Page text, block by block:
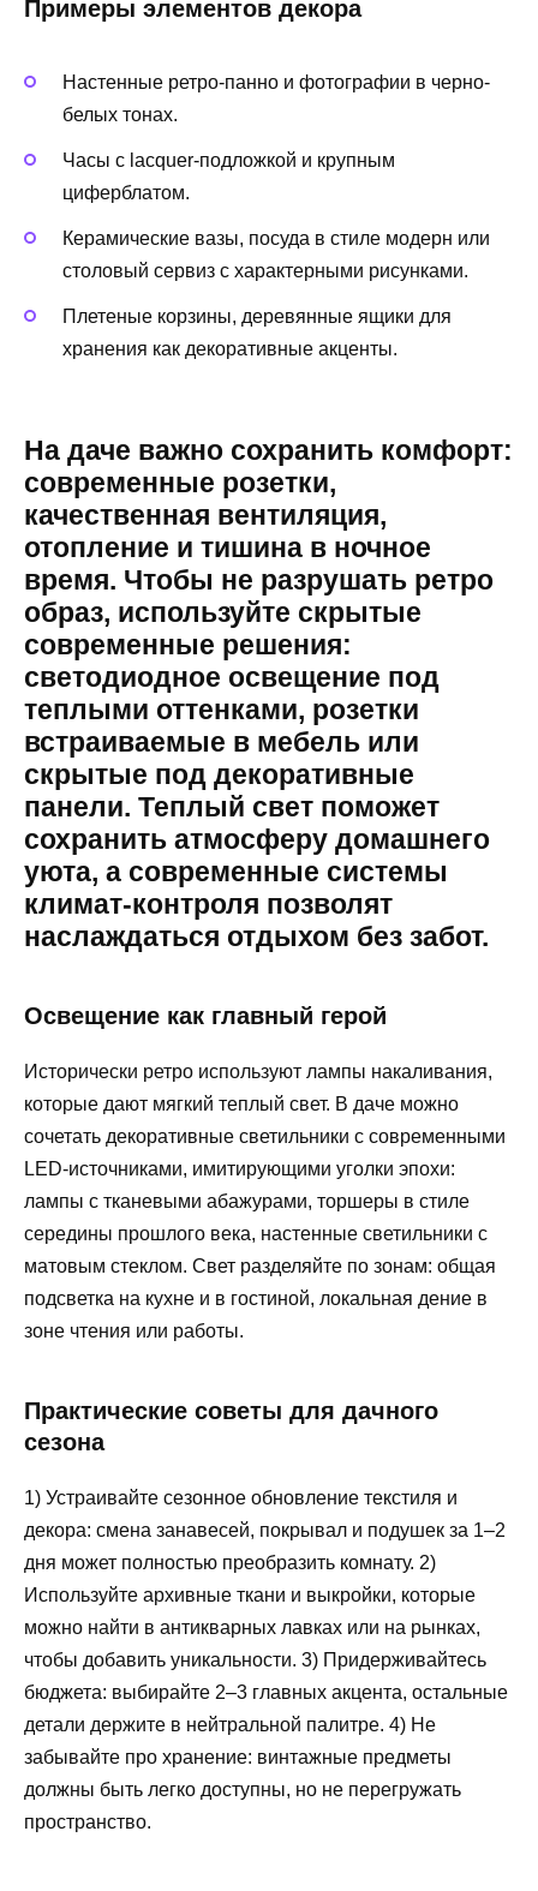
Примеры элементов декора
Настенные ретро-панно и фотографии в черно-
белых тонах.
Часы с lacquer-подложкой и крупным
циферблатом.
Керамические вазы, посуда в стиле модерн или
столовый сервиз с характерными рисунками.
Плетеные корзины, деревянные ящики для
хранения как декоративные акценты.
На даче важно сохранить комфорт:
современные розетки,
качественная вентиляция,
отопление и тишина в ночное
время. Чтобы не разрушать ретро
образ, используйте скрытые
современные решения:
светодиодное освещение под
теплыми оттенками, розетки
встраиваемые в мебель или
скрытые под декоративные
панели. Теплый свет поможет
сохранить атмосферу домашнего
уюта, а современные системы
климат-контроля позволят
наслаждаться отдыхом без забот.
Освещение как главный герой
Исторически ретро используют лампы накаливания,
которые дают мягкий теплый свет. В даче можно
сочетать декоративные светильники с современными
LED-источниками, имитирующими уголки эпохи:
лампы с тканевыми абажурами, торшеры в стиле
середины прошлого века, настенные светильники с
матовым стеклом. Свет разделяйте по зонам: общая
подсветка на кухне и в гостиной, локальная дение в
зоне чтения или работы.
Практические советы для дачного
сезона
1) Устраивайте сезонное обновление текстиля и
декора: смена занавесей, покрывал и подушек за 1–2
дня может полностью преобразить комнату. 2)
Используйте архивные ткани и выкройки, которые
можно найти в антикварных лавках или на рынках,
чтобы добавить уникальности. 3) Придерживайтесь
бюджета: выбирайте 2–3 главных акцента, остальные
детали держите в нейтральной палитре. 4) Не
забывайте про хранение: винтажные предметы
должны быть легко доступны, но не перегружать
пространство.